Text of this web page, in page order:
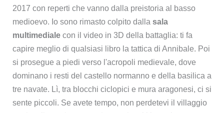
2017 con reperti che vanno dalla preistoria al basso
medioevo. Io sono rimasto colpito dalla sala
multimedialecon il video in 3D della battaglia: ti fa
capire meglio di qualsiasi libro la tattica di Annibale. Poi
si prosegue a piedi verso l'acropoli medievale, dove
dominano i resti del castello normanno e della basilica a
tre navate. Lì, tra blocchi ciclopici e mura aragonesi, ci si
sente piccoli. Se avete tempo, non perdetevi il villaggio